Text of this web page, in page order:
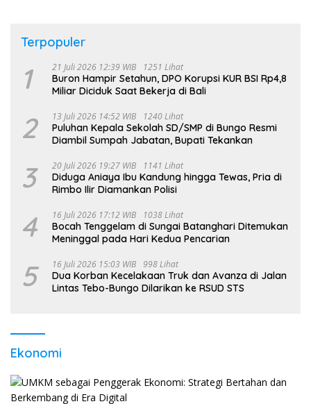
Terpopuler
1 21 Juli 2026 12:39 WIB 1251 Lihat
Buron Hampir Setahun, DPO Korupsi KUR BSI Rp4,8
Miliar Diciduk Saat Bekerja di Bali
2 13 Juli 2026 14:52 WIB 1240 Lihat
Puluhan Kepala Sekolah SD/SMP di Bungo Resmi
Diambil Sumpah Jabatan, Bupati Tekankan
3 20 Juli 2026 19:27 WIB 1141 Lihat
Diduga Aniaya Ibu Kandung hingga Tewas, Pria di
Rimbo Ilir Diamankan Polisi
4 16 Juli 2026 17:12 WIB 1038 Lihat
Bocah Tenggelam di Sungai Batanghari Ditemukan
Meninggal pada Hari Kedua Pencarian
5 16 Juli 2026 15:03 WIB 998 Lihat
Dua Korban Kecelakaan Truk dan Avanza di Jalan
Lintas Tebo-Bungo Dilarikan ke RSUD STS
Ekonomi